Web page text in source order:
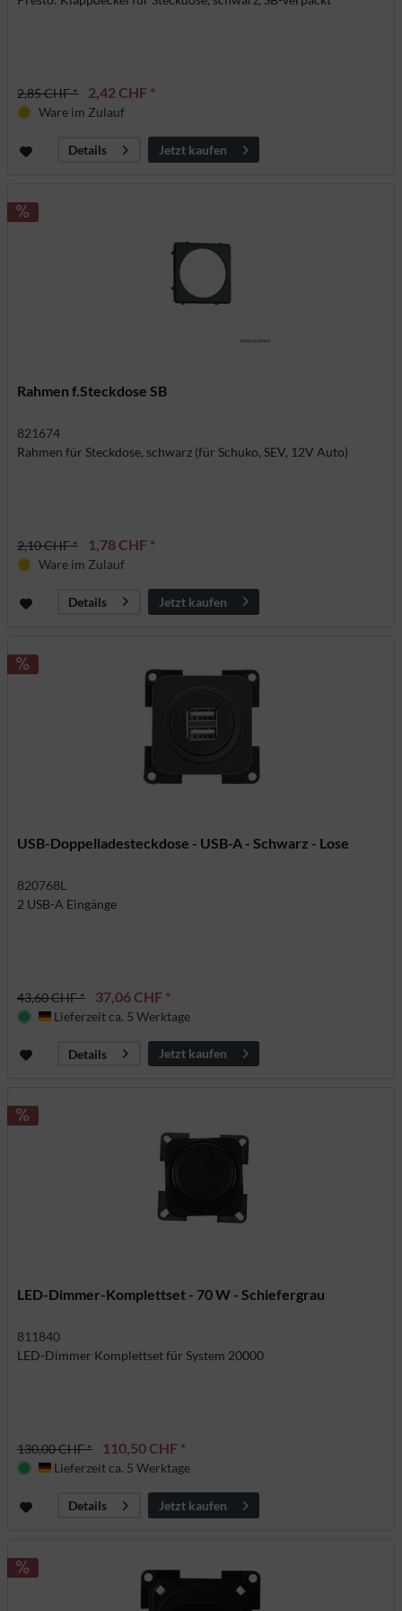
2,85 CHF * 2,42 CHF *
Ware im Zulauf
Details Jetzt kaufen
Rahmen f.Steckdose SB
821674
Rahmen für Steckdose, schwarz (für Schuko, SEV, 12V Auto)
2,10 CHF * 1,78 CHF *
Ware im Zulauf
Details Jetzt kaufen
USB-Doppelladesteckdose - USB-A - Schwarz - Lose
820768L
2 USB-A Eingänge
43,60 CHF * 37,06 CHF *
Deutschland
Lieferzeit ca. 5 Werktage
Details Jetzt kaufen
LED-Dimmer-Komplettset - 70 W - Schiefergrau
811840
LED-Dimmer Komplettset für System 20000
130,00 CHF * 110,50 CHF *
Deutschland
Lieferzeit ca. 5 Werktage
Details Jetzt kaufen